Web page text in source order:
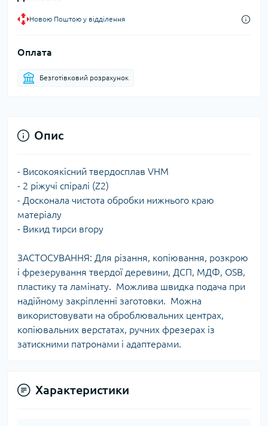
Новою Поштою у відділення
Оплата
Безготівковий розрахунок
Опис
- Високоякісний твердосплав VHM
- 2 ріжучі спіралі (Z2)
- Досконала чистота обробки нижнього краю
матеріалу
- Викид тирси вгору
ЗАСТОСУВАННЯ: Для різання, копіювання, розкрою
і фрезерування твердої деревини, ДСП, МДФ, OSB,
пластику та ламінату. Можлива швидка подача при
надійному закріпленні заготовки. Можна
використовувати на оброблювальних центрах,
копіювальних верстатах, ручних фрезерах із
затискними патронами і адаптерами.
Характеристики